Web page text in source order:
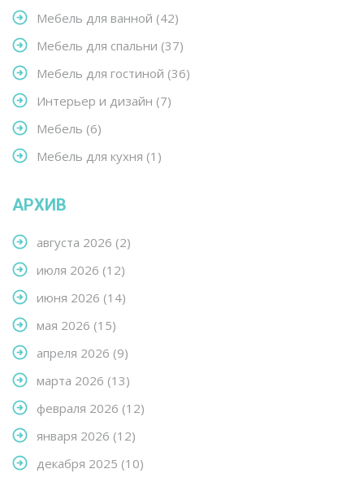
Мебель для ванной (42)
Мебель для спальни (37)
Мебель для гостиной (36)
Интерьер и дизайн (7)
Мебель (6)
Мебель для кухня (1)
АРХИВ
августа 2026 (2)
июля 2026 (12)
июня 2026 (14)
мая 2026 (15)
апреля 2026 (9)
марта 2026 (13)
февраля 2026 (12)
января 2026 (12)
декабря 2025 (10)